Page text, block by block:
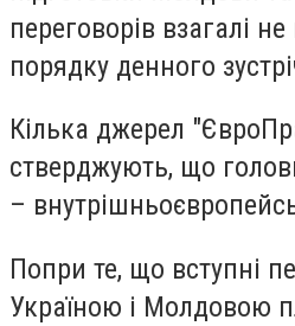
переговорів взагалі
порядку денного
Кілька джерел
стверджують, що
–
Попри те, що вступні
Україною і Молдовою